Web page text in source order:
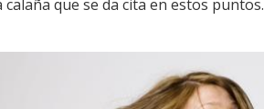
que se da cita en estos puntos.